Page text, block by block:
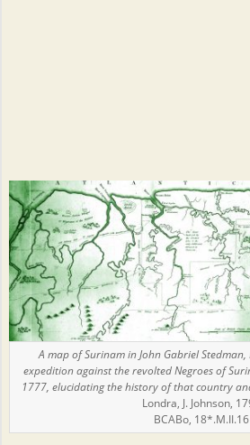
A map of Surinam in John Gabriel
expedition against the revolted Negroes of
1777, elucidating the history of that country
Londra, J. Johnson,
BCABo, 18*.M.II.16